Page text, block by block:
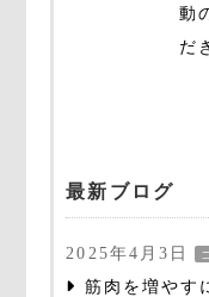
動
だ
最新ブログ
2025年4月3日
筋肉を増やす